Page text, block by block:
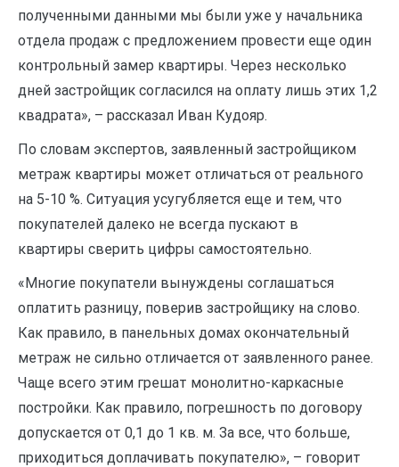
полученными данными мы были уже у начальника
отдела продаж с предложением провести еще один
контрольный замер квартиры. Через несколько
дней застройщик согласился на оплату лишь этих 1,2
квадрата», – рассказал Иван Кудояр.
По словам экспертов, заявленный застройщиком
метраж квартиры может отличаться от реального
на 5-10 %. Ситуация усугубляется еще и тем, что
покупателей далеко не всегда пускают в
квартиры сверить цифры самостоятельно.
«Многие покупатели вынуждены соглашаться
оплатить разницу, поверив застройщику на слово.
Как правило, в панельных домах окончательный
метраж не сильно отличается от заявленного ранее.
Чаще всего этим грешат монолитно-каркасные
постройки. Как правило, погрешность по договору
допускается от 0,1 до 1 кв. м. За все, что больше,
приходиться доплачивать покупателю», – говорит